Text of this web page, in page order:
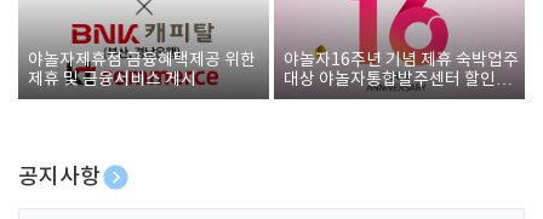
야놀자제휴점 금융혜택제공 위한
제휴 및 금융서비스 게시
야놀자16주년 기념 제휴 숙박업주
대상 야놀자통합발주센터 할인쿠
폰 증정
공지사항
[호텔업] 개인정보 처리방침 개정본1 (19.09.02)